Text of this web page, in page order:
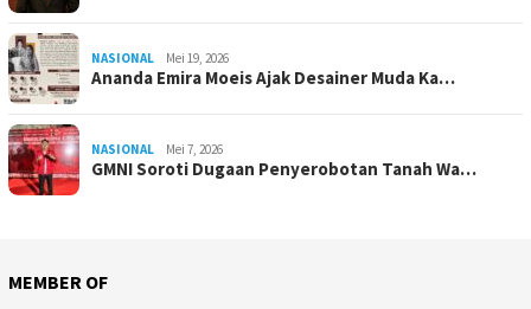
NASIONAL Mei 19, 2026
Ananda Emira Moeis Ajak Desainer Muda Ka…
NASIONAL Mei 7, 2026
GMNI Soroti Dugaan Penyerobotan Tanah Wa…
MEMBER OF